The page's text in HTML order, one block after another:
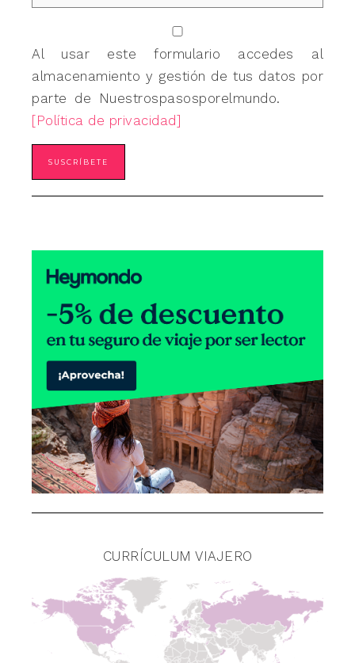
Al usar este formulario accedes al
almacenamiento y gestión de tus datos por
parte de Nuestrospasosporelmundo.
[Política de privacidad]
CURRÍCULUM VIAJERO